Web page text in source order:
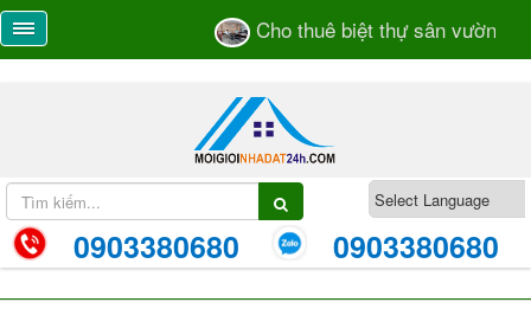
Cho thuê biệt thự sân vườn số
0903380680 0903380680